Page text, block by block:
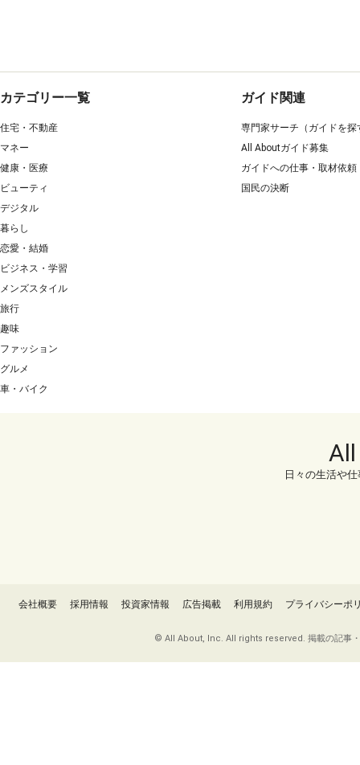
カテゴリー一覧
住宅・不動産
マネー
健康・医療
ビューティ
デジタル
暮らし
恋愛・結婚
ビジネス・学習
メンズスタイル
旅行
趣味
ファッション
グルメ
車・バイク
ガイド関連
専門家サーチ（ガイドを探
All Aboutガイド募集
ガイドへの仕事・取材依頼
国民の決断
日々の生活や
会社概要 採用情報 投資家情報 広告掲載 利用規約 プライバシーポ
© All About, Inc. All rights reserved. 掲載の記事・